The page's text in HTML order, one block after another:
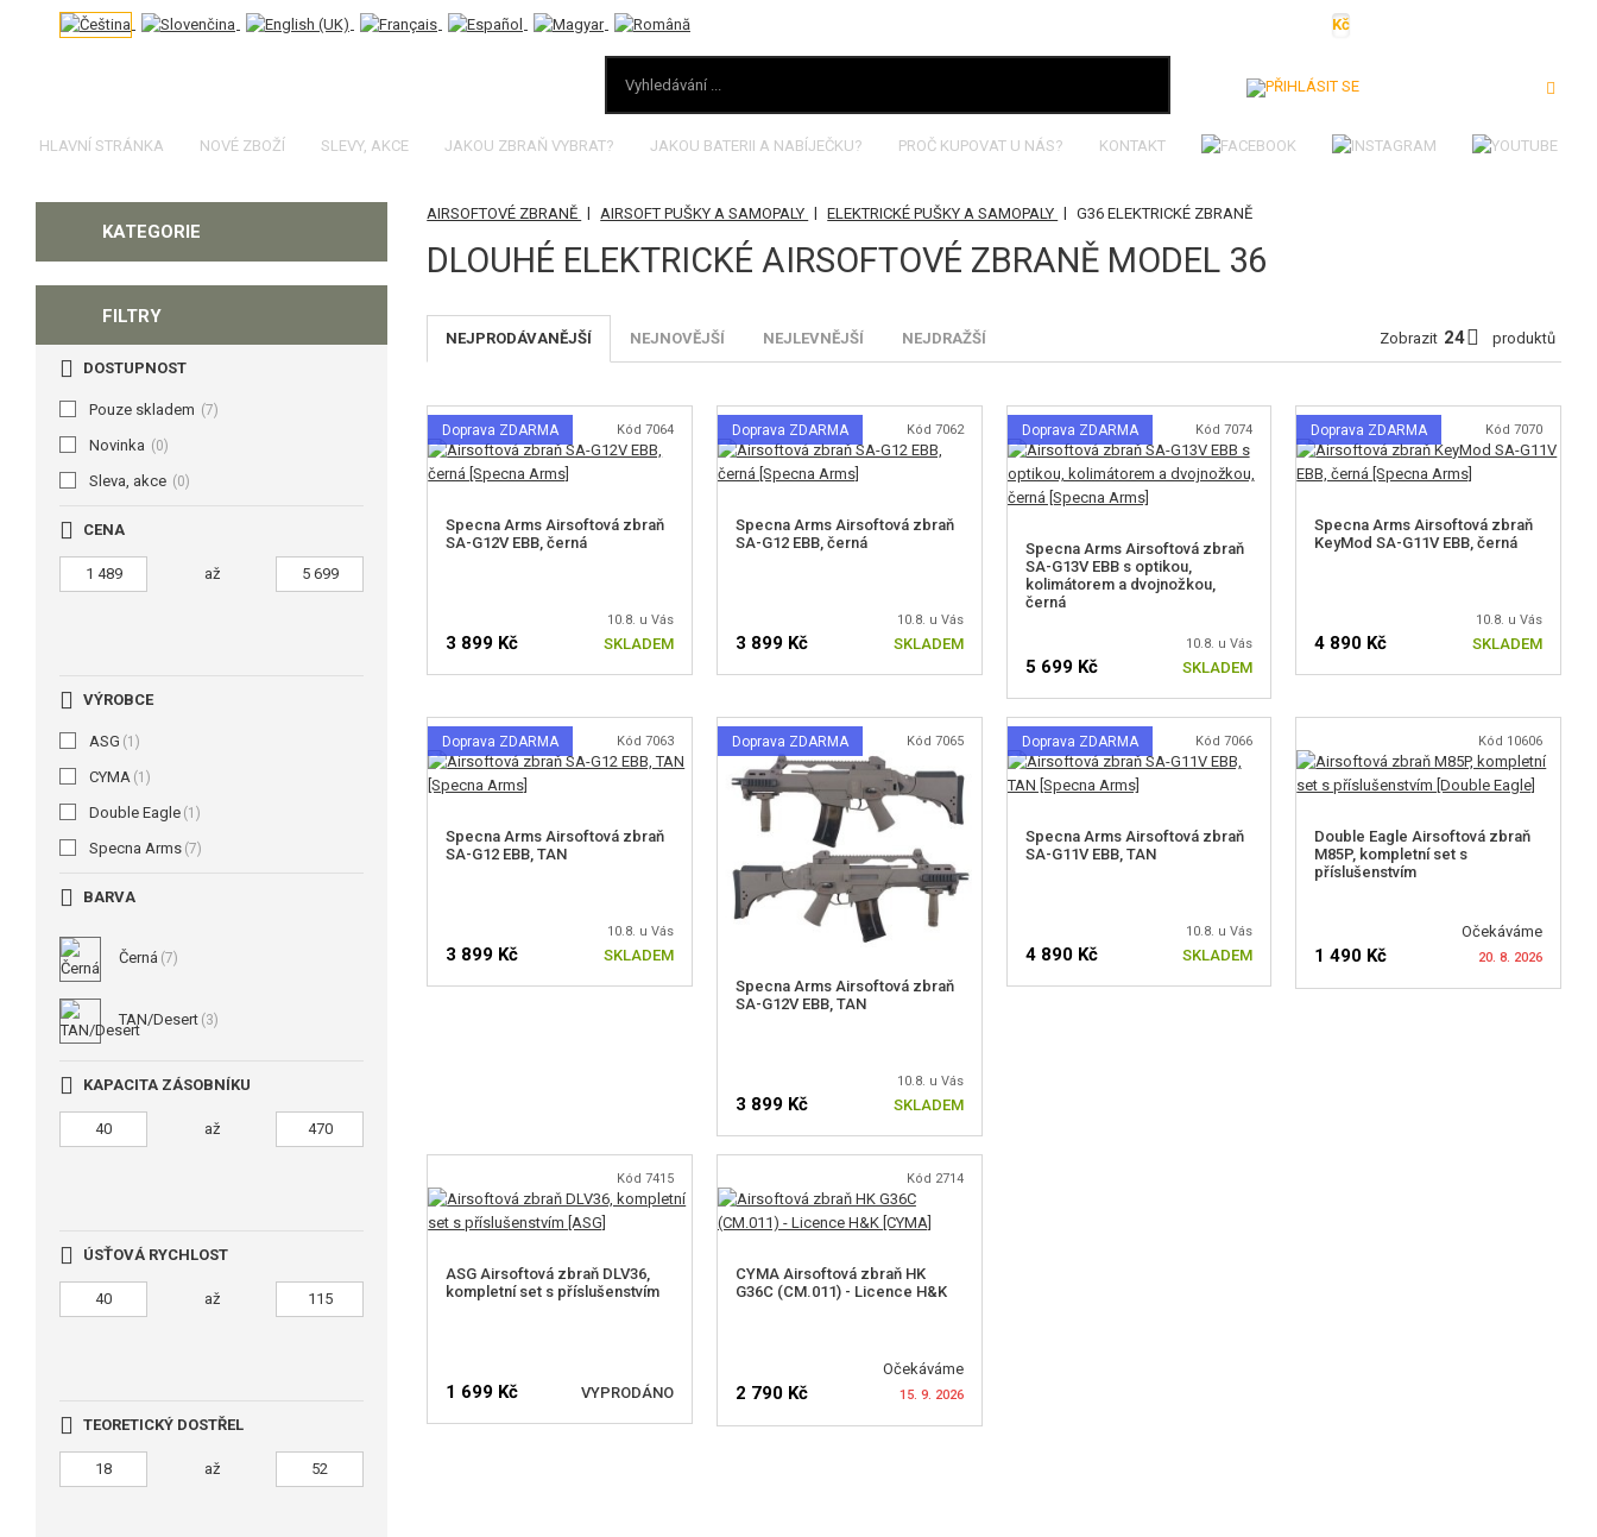
Kč
HLAVNÍ STRÁNKA NOVÉ ZBOŽÍ SLEVY, AKCE JAKOU ZBRAŇ VYBRAT? JAKOU BATERII A NABÍJEČKU? PROČ KUPOVAT U NÁS? KONTAKT
KATEGORIE
FILTRY
DOSTUPNOST
Pouze skladem (7)
Novinka (0)
Sleva, akce (0)
CENA
až
VÝROBCE
ASG (1)
CYMA (1)
Double Eagle (1)
Specna Arms (7)
BARVA
Černá (7)
TAN/Desert (3)
KAPACITA ZÁSOBNÍKU
až
ÚSŤOVÁ RYCHLOST
až
TEORETICKÝ DOSTŘEL
až
AIRSOFTOVÉ ZBRANĚ | AIRSOFT PUŠKY A SAMOPALY | ELEKTRICKÉ PUŠKY A SAMOPALY | G36 ELEKTRICKÉ ZBRANĚ
DLOUHÉ ELEKTRICKÉ AIRSOFTOVÉ ZBRANĚ MODEL 36
Zobrazit produktů
NEJPRODÁVANĚJŠÍ NEJNOVĚJŠÍ NEJLEVNĚJŠÍ NEJDRAŽŠÍ
Doprava ZDARMA Kód 7064
Specna Arms Airsoftová zbraň
SA-G12V EBB, černá
10.8. u Vás
3 899 Kč SKLADEM
Doprava ZDARMA Kód 7062
Specna Arms Airsoftová zbraň
SA-G12 EBB, černá
10.8. u Vás
3 899 Kč SKLADEM
Doprava ZDARMA Kód 7074
Specna Arms Airsoftová zbraň
SA-G13V EBB s optikou,
kolimátorem a dvojnožkou,
černá
10.8. u Vás
5 699 Kč SKLADEM
Doprava ZDARMA Kód 7070
Specna Arms Airsoftová zbraň
KeyMod SA-G11V EBB, černá
10.8. u Vás
4 890 Kč SKLADEM
Doprava ZDARMA Kód 7063
Specna Arms Airsoftová zbraň
SA-G12 EBB, TAN
10.8. u Vás
3 899 Kč SKLADEM
Doprava ZDARMA Kód 7065
Specna Arms Airsoftová zbraň
SA-G12V EBB, TAN
10.8. u Vás
3 899 Kč SKLADEM
Doprava ZDARMA Kód 7066
Specna Arms Airsoftová zbraň
SA-G11V EBB, TAN
10.8. u Vás
4 890 Kč SKLADEM
Kód 10606
Double Eagle Airsoftová zbraň
M85P, kompletní set s
příslušenstvím
Očekáváme
1 490 Kč 20. 8. 2026
Kód 7415
ASG Airsoftová zbraň DLV36,
kompletní set s příslušenstvím
1 699 Kč VYPRODÁNO
Kód 2714
CYMA Airsoftová zbraň HK
G36C (CM.011) - Licence H&K
Očekáváme
2 790 Kč 15. 9. 2026